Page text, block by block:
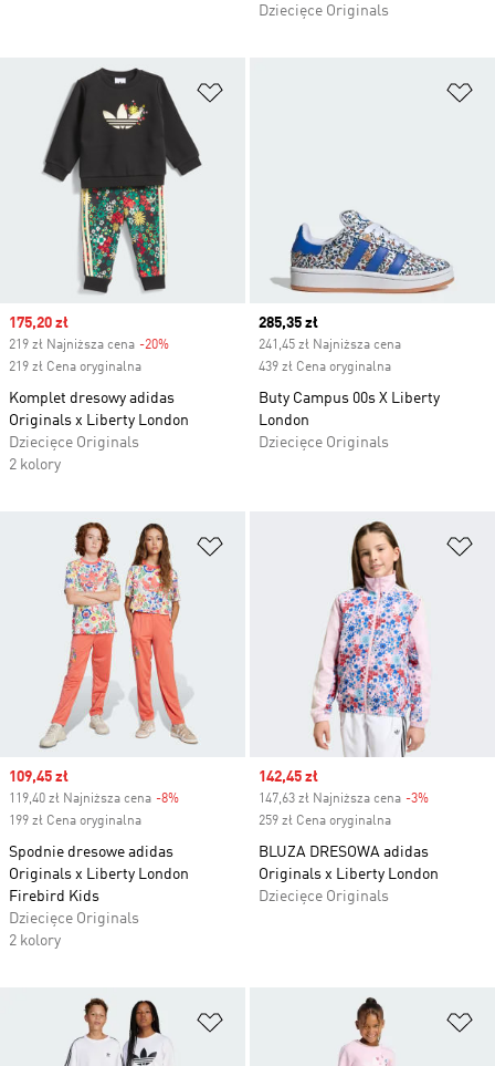
Dziecięce Originals
Sale price
175,20 zł
219 zł Najniższa cena -20%
219 zł Cena oryginalna
Komplet dresowy adidas
Originals x Liberty London
Dziecięce Originals
2 kolory
Current price
285,35 zł
241,45 zł Najniższa cena
439 zł Cena oryginalna
Buty Campus 00s X Liberty
London
Dziecięce Originals
Dodaj do listy życzeń
Sale price
109,45 zł
119,40 zł Najniższa cena -8%
199 zł Cena oryginalna
Spodnie dresowe adidas
Originals x Liberty London
Firebird Kids
Dziecięce Originals
2 kolory
Sale price
142,45 zł
147,63 zł Najniższa cena -3%
259 zł Cena oryginalna
BLUZA DRESOWA adidas
Originals x Liberty London
Dziecięce Originals
Dodaj do listy życzeń